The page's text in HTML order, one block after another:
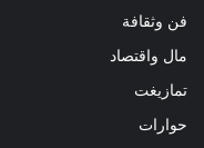
فن وثقافة
مال واقتصاد
تمازيغت
حوارات